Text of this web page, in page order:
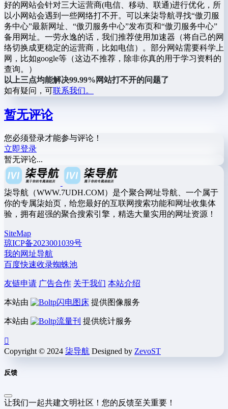
好的网站会针对三大运营商(电信、移动、联通)进行优化，所
以小网站会遇到一些网络打不开。可以来柒导航寻找“傲刃服
务中心”最新网址、“傲刃服务中心”发布页和“傲刃服务中心”
备用网址。一劳永逸的话，我们推荐使用加速器（将自己的网
络切换成更稳定的运营商，比如电信）。部分网站需要科学上
网，比如google等（这边不推荐，除非你真的用于学习资料的
查询。）
以上三点均能解决99.99%网站打不开的问题了
如有疑问，可联系我们。
暂无评论
您必须登录才能参与评论！
立即登录
暂无评论...
柒导航（WWW.7UDH.COM）是个聚合网址导航、一个属于
你的专属柒始页，给您最好的互联网搜索功能和网址收集体
验，拥有超强的聚合搜索引擎，精选大量实用的网址资源！
SiteMap
琼ICP备2023001039号
我的网址导航
百度快速收录蜘蛛池
友链申请 广告合作 关于我们 本站介绍
本站由 闪电图床 提供图像服务
本站由 流量刊 提供统计服务
Copyright © 2024 柒导航 Designed by ZevoST
反馈
让我们一起共建文明社区！您的反馈至关重要！